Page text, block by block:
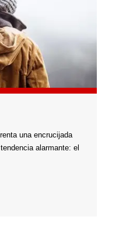
una encrucijada
alarmante: el